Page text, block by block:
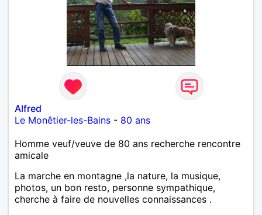
Alfred
Le Monêtier-les-Bains - 80 ans
Homme veuf/veuve de 80 ans recherche rencontre
amicale
La marche en montagne ,la nature, la musique,
photos, un bon resto, personne sympathique,
cherche à faire de nouvelles connaissances .